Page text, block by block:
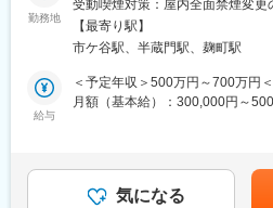
駅、県庁前駅(愛媛県)、今橋駅、
(広島県)、本通駅、森下駅(福岡県
所前駅、曽根田駅、本八幡駅(都
駅、日本大通り駅、神奈川駅、芦
目駅、西早稲田駅、御徒町駅、
駅、立川南駅、高津駅(神奈川県)
ずほ台駅、幸手駅、吉川美南駅
駅、海浜幕張駅、蘇我駅、本八
茂原駅、京成成田駅、地区センタ
村上駅(千葉県)、天王台駅、君津
名駅、水戸駅、小木津駅、土浦
駅、守谷駅、鹿島神宮駅、荒川沖
原駅(岩手県)、あおば通駅、蛇田
四ツ小屋駅、山形駅、天童南駅
ト社員のシフト作成や労務管理、
管理、販促企画など運営全般を
て働ける環境づくりや業務改善を
両立を現場責任者としてリードし
■業務詳細
リング、現場課題の抽出と解決
告、宝くじ券の配布・回収、販
勤務地
受動喫煙対策：屋内全面禁煙変
【最寄り駅】
市ケ谷駅、半蔵門駅、麹町駅
給与
＜予定年収＞500万円～700万円
月額（基本給）：300,000円～
可能性があります。月給(月額)は
気になる